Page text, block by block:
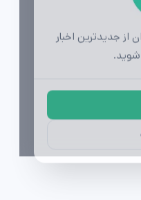
از جدیدترین اخبار